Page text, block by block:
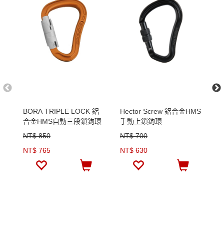
BORA TRIPLE LOCK 鋁
合金HMS自動三段鎖鉤環
NT$ 850
NT$ 765
Hector Screw 鋁合金HMS
手動上鎖鉤環
NT$ 700
NT$ 630